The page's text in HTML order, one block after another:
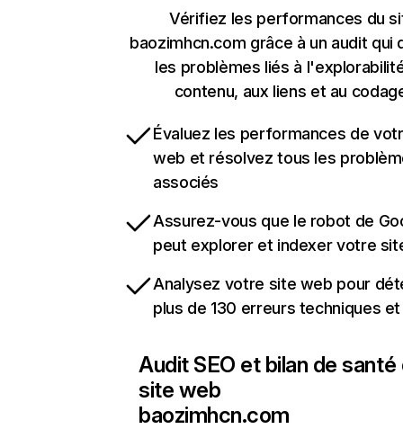
Vérifiez les performances du
baozimhcn.com grâce à un audit qui
les problèmes liés à
contenu, aux liens et au
Évaluez les performances de
web et résolvez tous les
associés
Assurez-vous que le robot de
peut explorer et indexer votre
Analysez votre site web pour
plus de 130 erreurs techniques et
Audit SEO et bilan de santé
site web
baozimhcn.com